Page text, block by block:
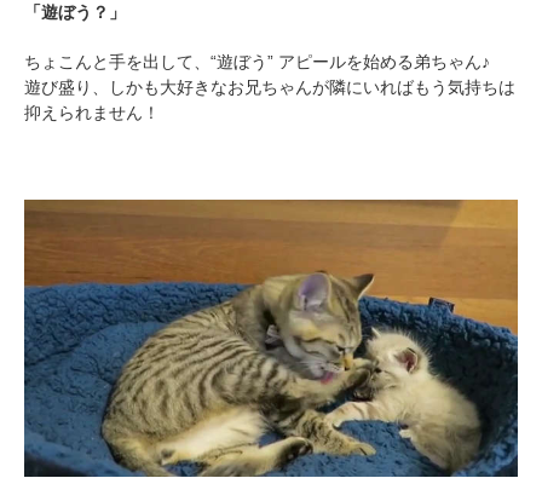
「遊ぼう？」
ちょこんと手を出して、“遊ぼう” アピールを始める弟ちゃん♪
遊び盛り、しかも大好きなお兄ちゃんが隣にいればもう気持ちは
抑えられません！